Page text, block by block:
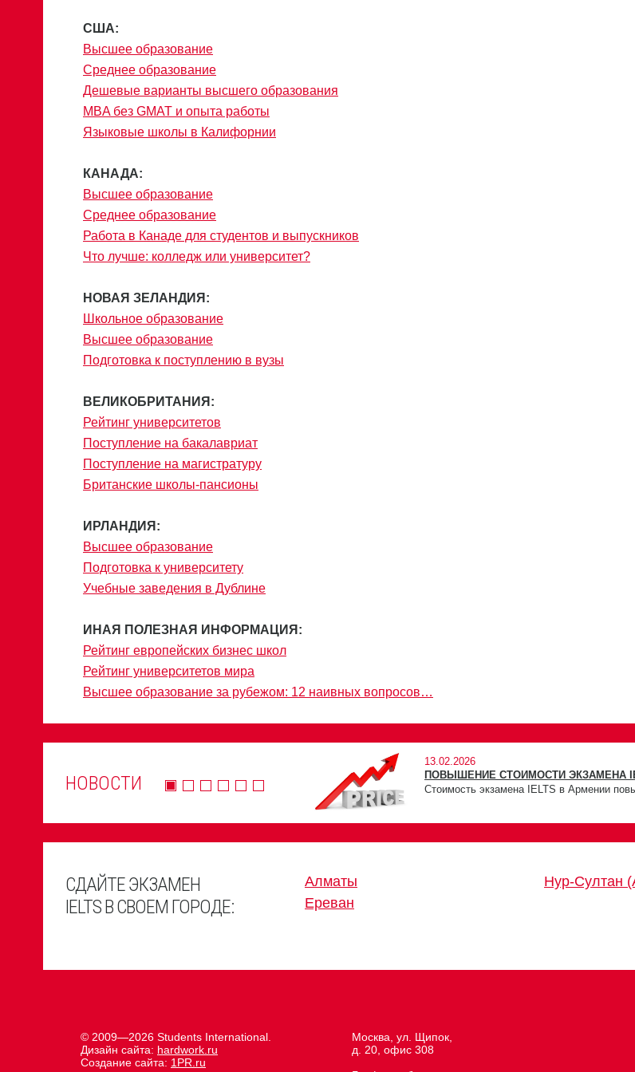
США:
Высшее образование
Среднее образование
Дешевые варианты высшего образования
MBA без GMAT и опыта работы
Языковые школы в Калифорнии
КАНАДА:
Высшее образование
Среднее образование
Работа в Канаде для студентов и выпускников
Что лучше: колледж или университет?
НОВАЯ ЗЕЛАНДИЯ:
Школьное образование
Высшее образование
Подготовка к поступлению в вузы
ВЕЛИКОБРИТАНИЯ:
Рейтинг университетов
Поступление на бакалавриат
Поступление на магистратуру
Британские школы-пансионы
ИРЛАНДИЯ:
Высшее образование
Подготовка к университету
Учебные заведения в Дублине
ИНАЯ ПОЛЕЗНАЯ ИНФОРМАЦИЯ:
Рейтинг европейских бизнес школ
Рейтинг университетов мира
Высшее образование за рубежом: 12 наивных вопросов…
НОВОСТИ
13.02.2026
ПОВЫШЕНИЕ СТОИМОСТИ ЭКЗАМЕНА
Стоимость экзамена IELTS в Армении
СДАЙТЕ ЭКЗАМЕН
IELTS В СВОЕМ ГОРОДЕ:
Алматы
Ереван
Нур-Султан
Москва, ул. Щипок,
д. 20, офис 308
© 2009—2026 Students International.
Дизайн сайта: hardwork.ru
Создание сайта: 1PR.ru